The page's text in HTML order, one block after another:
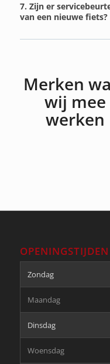
7. Zijn er
van een nieuwe fiets?
Merken
wij mee
werken
OPENINGSTIJDEN
Zondag
Maandag
Dinsdag
Woensdag